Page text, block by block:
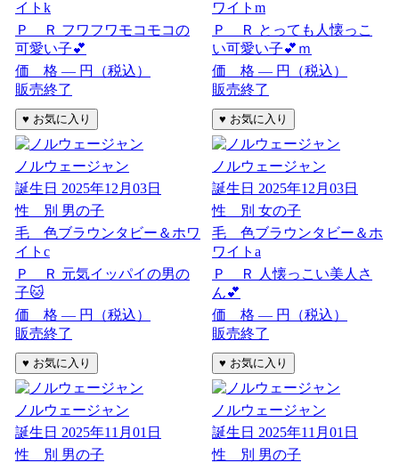
イトk
Ｐ Ｒ フワフワモコモコの
可愛い子💕
価 格 ― 円（税込）
販売終了
ワイトm
Ｐ Ｒ とっても人懐っこ
い可愛い子💕ｍ
価 格 ― 円（税込）
販売終了
ノルウェージャン
誕生日 2025年12月03日
性 別 男の子
毛 色ブラウンタビー＆ホワ
イトc
Ｐ Ｒ 元気イッパイの男の
子🐱
価 格 ― 円（税込）
販売終了
ノルウェージャン
誕生日 2025年12月03日
性 別 女の子
毛 色ブラウンタビー＆ホ
ワイトa
Ｐ Ｒ
人懐っこい美人さ
ん💕
価 格 ― 円（税込）
販売終了
ノルウェージャン
誕生日 2025年11月01日
性 別 男の子
ノルウェージャン
誕生日 2025年11月01日
性 別 男の子